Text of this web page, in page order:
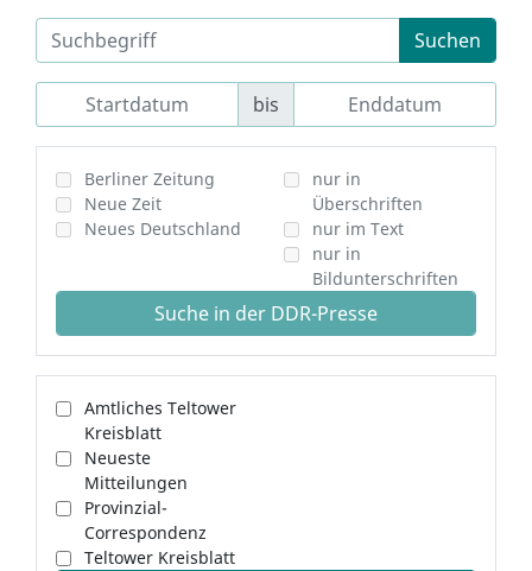
Suchen
bis
Berliner Zeitung
Neue Zeit
Neues Deutschland
nur in
Überschriften
nur im Text
nur in
Bildunterschriften
Suche in der DDR-Presse
Amtliches Teltower
Kreisblatt
Neueste
Mitteilungen
Provinzial-
Correspondenz
Teltower Kreisblatt